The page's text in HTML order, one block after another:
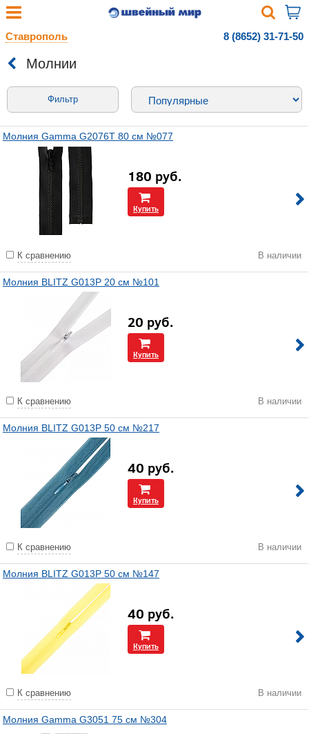
Ставрополь 8 (8652) 31-71-50
Молнии
Фильтр
Молния Gamma G2076T 80 см №077
180 руб.
Купить
К сравнению В наличии
Молния BLITZ G013P 20 см №101
20 руб.
Купить
К сравнению В наличии
Молния BLITZ G013P 50 см №217
40 руб.
Купить
К сравнению В наличии
Молния BLITZ G013P 50 см №147
40 руб.
Купить
К сравнению В наличии
Молния Gamma G3051 75 см №304